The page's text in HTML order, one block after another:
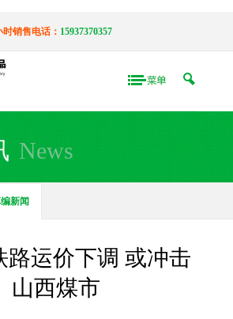
销售电话： 15937370357
News
新闻
路运价下调 或冲击
山西煤市